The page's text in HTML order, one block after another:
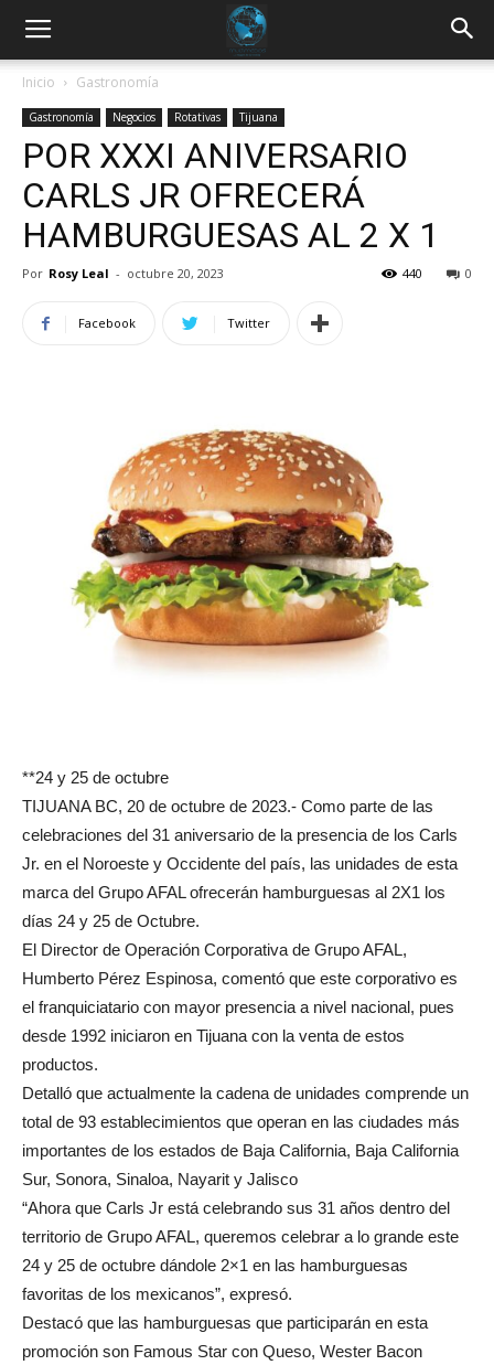
Inicio Gastronomía
Gastronomía Negocios Rotativas Tijuana
POR XXXI ANIVERSARIO
CARLS JR OFRECERÁ
HAMBURGUESAS AL 2 X 1
Por Rosy Leal - octubre 20, 2023 0
440
Facebook Twitter
**24 y 25 de octubre
TIJUANA BC, 20 de octubre de 2023.- Como parte de las
celebraciones del 31 aniversario de la presencia de los Carls
Jr. en el Noroeste y Occidente del país, las unidades de esta
marca del Grupo AFAL ofrecerán hamburguesas al 2X1 los
días 24 y 25 de Octubre.
El Director de Operación Corporativa de Grupo AFAL,
Humberto Pérez Espinosa, comentó que este corporativo es
el franquiciatario con mayor presencia a nivel nacional, pues
desde 1992 iniciaron en Tijuana con la venta de estos
productos.
Detalló que actualmente la cadena de unidades comprende un
total de 93 establecimientos que operan en las ciudades más
importantes de los estados de Baja California, Baja California
Sur, Sonora, Sinaloa, Nayarit y Jalisco
“Ahora que Carls Jr está celebrando sus 31 años dentro del
territorio de Grupo AFAL, queremos celebrar a lo grande este
24 y 25 de octubre dándole 2×1 en las hamburguesas
favoritas de los mexicanos”, expresó.
Destacó que las hamburguesas que participarán en esta
promoción son Famous Star con Queso, Wester Bacon